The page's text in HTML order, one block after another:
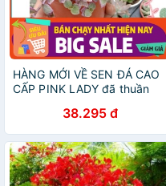
HÀNG MỚI VỀ SEN ĐÁ CAO
CẤP PINK LADY đã thuần
38.295 đ